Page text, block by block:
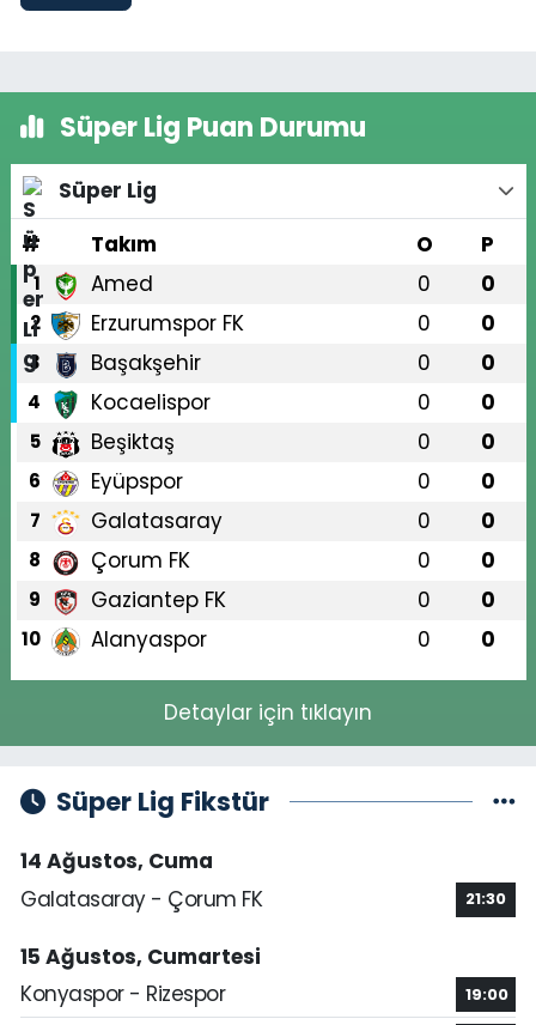
Süper Lig Puan Durumu
Süper Lig
#
Takım O P
1 Amed 0 0
2 Erzurumspor FK 0 0
3 Başakşehir 0 0
4 Kocaelispor 0 0
5 Beşiktaş 0 0
6 Eyüpspor 0 0
7 Galatasaray 0 0
8 Çorum FK 0 0
9 Gaziantep FK 0 0
10 Alanyaspor 0 0
Detaylar için tıklayın
Süper Lig Fikstür
14 Ağustos, Cuma
Galatasaray - Çorum FK
21:30
15 Ağustos, Cumartesi
Konyaspor - Rizespor
19:00